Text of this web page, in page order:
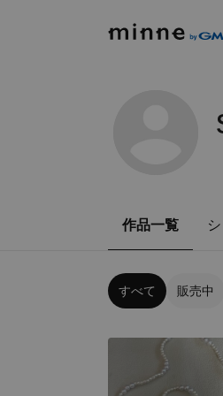
作品一覧
すべて 販売中